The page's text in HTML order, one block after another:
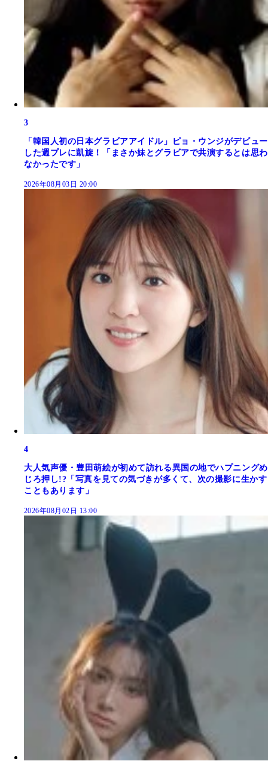
3
「韓国人初の日本グラビアアイドル」ピョ・ウンジがデビュー
した週プレに凱旋！「まさか妹とグラビアで共演するとは思わ
なかったです」
2026年08月03日 20:00
4
大人気声優・豊田萌絵が初めて訪れる異国の地でハプニングめ
じろ押し!?「写真を見ての気づきが多くて、次の撮影に生かす
こともあります」
2026年08月02日 13:00